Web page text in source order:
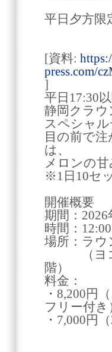
平日夕方限
[資料:
press.com/
]
平日17:30
静岡クラウ
スペシャ
目の前で
は、
メロンの
※1日10セ
開催概要
期間：
時間：
場所：ラウ
（ヨコハ
階）
料金：
・8,200円
フリー付き
・7,000円